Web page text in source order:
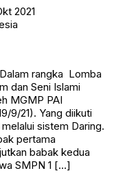
2021
rangka Lomba
dan Seni Islami
MGMP PAI
9/21). Yang diikuti
sistem Daring.
pertama
babak kedua
SMPN 1 […]